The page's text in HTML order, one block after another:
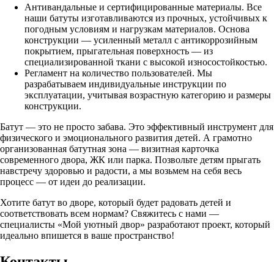
Антивандальные и сертифицированные материалы. Все
наши батуты изготавливаются из прочных, устойчивых к
погодным условиям и нагрузкам материалов. Основа
конструкции — усиленный металл с антикоррозийным
покрытием, прыгательная поверхность — из
специализированной ткани с высокой износостойкостью.
Регламент на количество пользователей. Мы
разрабатываем индивидуальные инструкции по
эксплуатации, учитывая возрастную категорию и размеры
конструкции.
Батут — это не просто забава. Это эффективный инструмент для
физического и эмоционального развития детей. А грамотно
организованная батутная зона — визитная карточка
современного двора, ЖК или парка. Позвольте детям прыгать
навстречу здоровью и радости, а мы возьмем на себя весь
процесс — от идеи до реализации.
Хотите батут во дворе, который будет радовать детей и
соответствовать всем нормам? Свяжитесь с нами —
специалисты «Мой уютный двор» разработают проект, который
идеально впишется в ваше пространство!